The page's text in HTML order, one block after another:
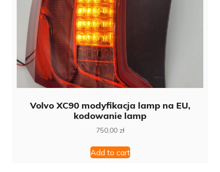
Volvo XC90 modyfikacja lamp na EU,
kodowanie lamp
750,00 zł
Add to cart